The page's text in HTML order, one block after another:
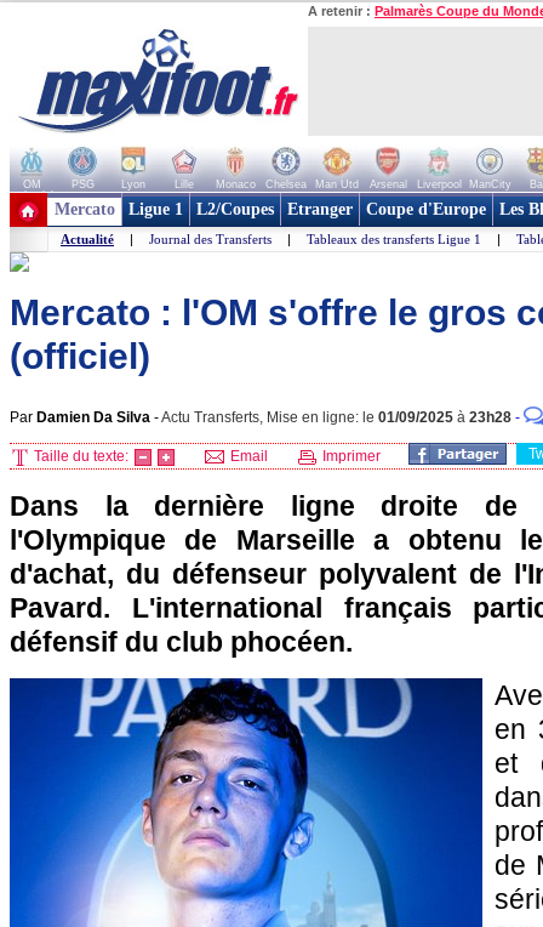
A retenir : Palmarès Coupe du
OM PSG Lyon Lille Monaco Chelsea Man Utd Arsenal Liverpool ManCity
+ de clubs
Mercato Ligue 1 L2/Coupes Etranger Coupe d'Europe Les
Actualité | Journal des Transferts | Tableaux des transferts Ligue 1 |
Mercato : l'OM s'offre le gros
(officiel)
Par Damien Da Silva -Actu Transferts, Mise en ligne: le 01/09/2025 à 23h28 -
Taille du texte: Email Imprimer
Dans la dernière ligne droite de
l'Olympique de Marseille a obtenu
d'achat, du défenseur polyvalent de
Pavard. L'international français
défensif du club phocéen.
en
et
de